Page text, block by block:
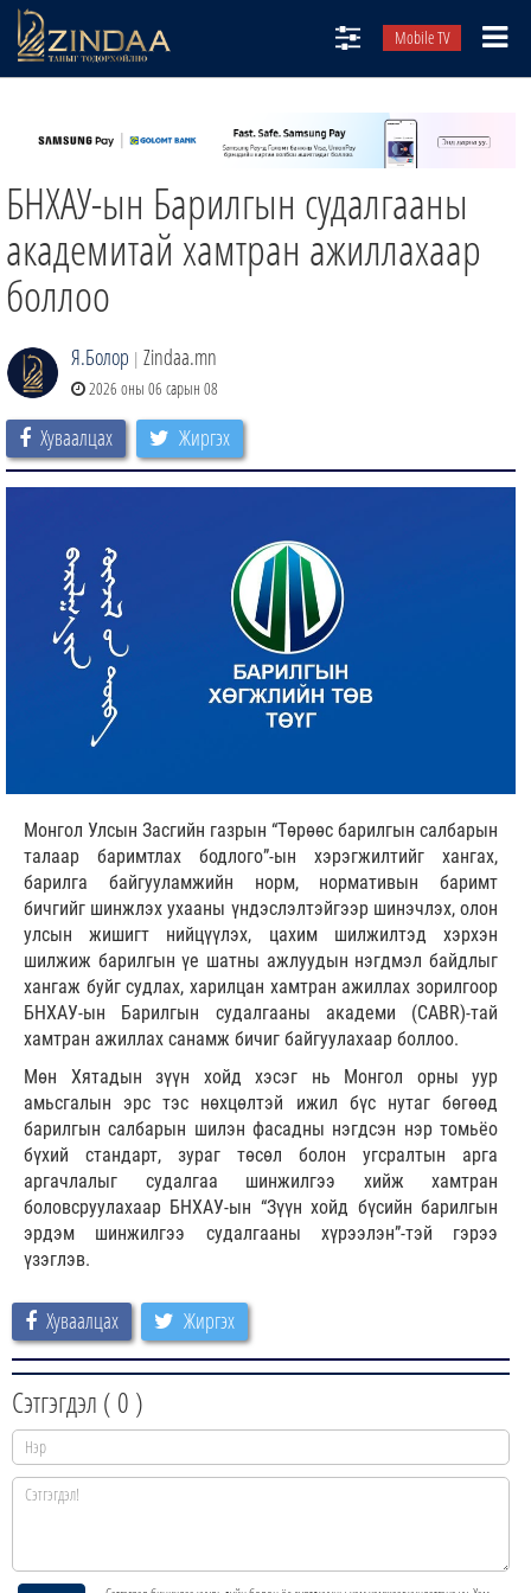
Mobile TV
ТВ8
ӨГЛӨӨНИЙ СОНИН
ЗИНДАА СЭТГҮҮЛ
БНХАУ-ын Барилгын судалгааны
академитай хамтран ажиллахаар
боллоо
Я.Болор | Zindaa.mn
2026 оны 06 сарын 08
Хуваалцах Жиргэх
Монгол Улсын Засгийн газрын “Төрөөс барилгын салбарын
талаар баримтлах бодлого”-ын хэрэгжилтийг хангах,
барилга байгууламжийн норм, нормативын баримт
бичгийг шинжлэх ухааны үндэслэлтэйгээр шинэчлэх, олон
улсын жишигт нийцүүлэх, цахим шилжилтэд хэрхэн
шилжиж барилгын үе шатны ажлуудын нэгдмэл байдлыг
хангаж буйг судлах, харилцан хамтран ажиллах зорилгоор
БНХАУ-ын Барилгын судалгааны академи (CABR)-тай
хамтран ажиллах санамж бичиг байгуулахаар боллоо.
Мөн Хятадын зүүн хойд хэсэг нь Монгол орны уур
амьсгалын эрс тэс нөхцөлтэй ижил бүс нутаг бөгөөд
барилгын салбарын шилэн фасадны нэгдсэн нэр томьёо
бүхий стандарт, зураг төсөл болон угсралтын арга
аргачлалыг судалгаа шинжилгээ хийж хамтран
боловсруулахаар БНХАУ-ын “Зүүн хойд бүсийн барилгын
эрдэм шинжилгээ судалгааны хүрээлэн”-тэй гэрээ
үзэглэв.
Хуваалцах Жиргэх
Сэтгэгдэл ( 0 )